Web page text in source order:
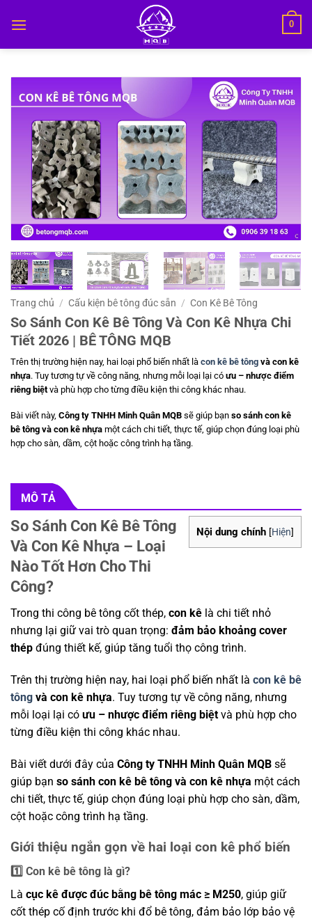
qua
0
Trang chủ / Cấu kiện bê tông đúc sẵn / Con Kê Bê Tông
So Sánh Con Kê Bê Tông Và Con Kê Nhựa Chi
Tiết 2026 | BÊ TÔNG MQB
Trên thị trường hiện nay, hai loại phổ biến nhất là con kê bê tông và con kê
nhựa. Tuy tương tự về công năng, nhưng mỗi loại lại có ưu – nhược điểm
riêng biệtvà phù hợp cho từng điều kiện thi công khác nhau.
Bài viết này, Công ty TNHH Minh Quân MQB sẽ giúp bạn so sánh con kê
bê tông và con kê nhựa một cách chi tiết, thực tế, giúp chọn đúng loại phù
hợp cho sàn, dầm, cột hoặc công trình hạ tầng.
MÔ TẢ
Nội dung chính [Hiện]
So Sánh Con Kê Bê Tông
Và Con Kê Nhựa – Loại
Nào Tốt Hơn Cho Thi
Công?
Trong thi công bê tông cốt thép, con kê là chi tiết nhỏ
nhưng lại giữ vai trò quan trọng: đảm bảo khoảng cover
thép đúng thiết kế, giúp tăng tuổi thọ công trình.
Trên thị trường hiện nay, hai loại phổ biến nhất là con kê bê
tông và con kê nhựa. Tuy tương tự về công năng, nhưng
mỗi loại lại có ưu – nhược điểm riêng biệt và phù hợp cho
từng điều kiện thi công khác nhau.
Bài viết dưới đây của Công ty TNHH Minh Quân MQB sẽ
giúp bạn so sánh con kê bê tông và con kê nhựa một cách
chi tiết, thực tế, giúp chọn đúng loại phù hợp cho sàn, dầm,
cột hoặc công trình hạ tầng.
Giới thiệu ngắn gọn về hai loại con kê phổ biến
1️⃣ Con kê bê tông là gì?
Là cục kê được đúc bằng bê tông mác ≥ M250, giúp giữ
cốt thép cố định trước khi đổ bê tông, đảm bảo lớp bảo vệ